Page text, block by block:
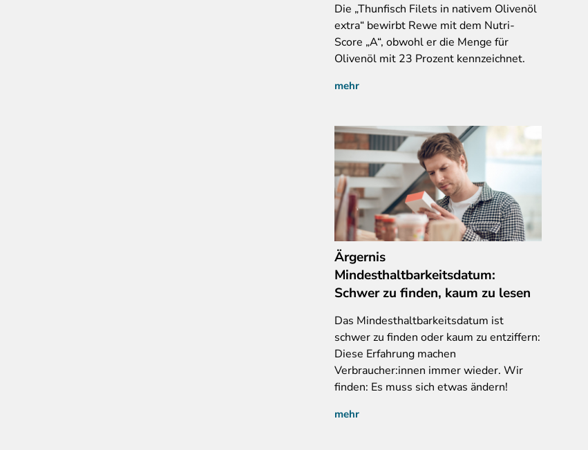
Die „Thunfisch Filets in nativem Olivenöl
extra“ bewirbt Rewe mit dem Nutri-
Score „A“, obwohl er die Menge für
Olivenöl mit 23 Prozent kennzeichnet.
mehr
Ärgernis
Mindesthaltbarkeitsdatum:
Schwer zu finden, kaum zu lesen
Das Mindesthaltbarkeitsdatum ist
schwer zu finden oder kaum zu entziffern:
Diese Erfahrung machen
Verbraucher:innen immer wieder. Wir
finden: Es muss sich etwas ändern!
mehr